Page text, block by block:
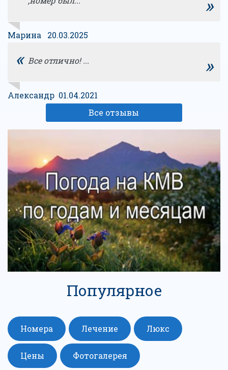
»
Марина 20.03.2025
« Все отлично! ... »
Александр 01.04.2021
Все отзывы
Популярное
Номера Лечение Люкс
Цены Фотогалерея